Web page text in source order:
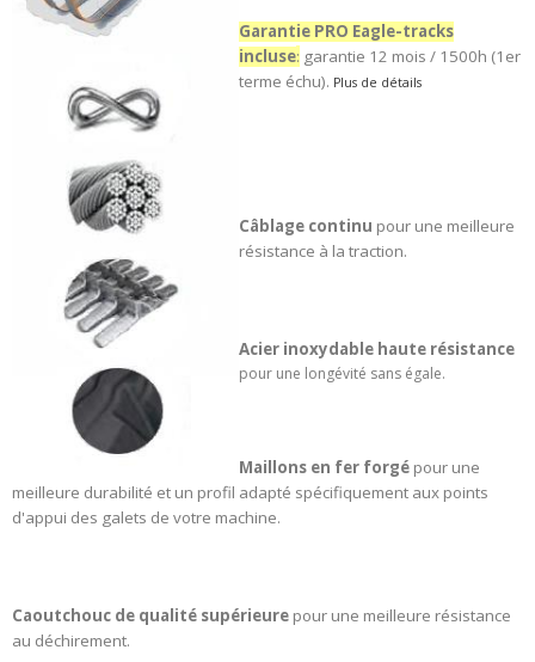
Garantie PRO Eagle-tracks
incluse: garantie 12 mois / 1500h (1er
terme échu). Plus de détails
Câblage continu pour une meilleure
résistance à la traction.
Acier inoxydable haute résistance
pour une longévité sans égale.
Maillons en fer forgépour une
meilleure durabilité et un profil adapté spécifiquement aux points
d'appui des galets de votre machine.
Caoutchouc de qualité supérieurepour une meilleure résistance
au déchirement.